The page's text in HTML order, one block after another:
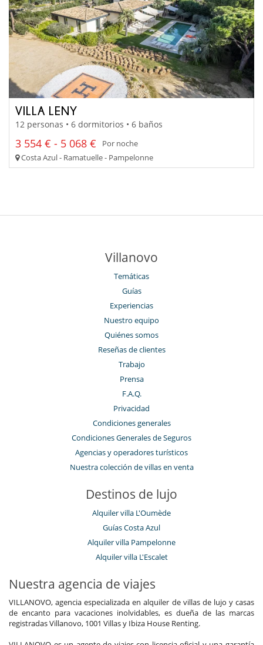
VILLA LENY
12 personas • 6 dormitorios • 6 baños
3 554 € - 5 068 €
Por noche
Costa Azul - Ramatuelle - Pampelonne
Villanovo
Temáticas
Guías
Experiencias
Nuestro equipo
Quiénes somos
Reseñas de clientes
Trabajo
Prensa
F.A.Q.
Privacidad
Condiciones generales
Condiciones Generales de Seguros
Agencias y operadores turísticos
Nuestra colección de villas en venta
Destinos de lujo
Alquiler villa L'Oumède
Guías Costa Azul
Alquiler villa Pampelonne
Alquiler villa L'Escalet
Nuestra agencia de viajes
VILLANOVO, agencia especializada en alquiler de villas de lujo y casas
de encanto para vacaciones inolvidables, es dueña de las marcas
registradas Villanovo, 1001 Villas y Ibiza House Renting.